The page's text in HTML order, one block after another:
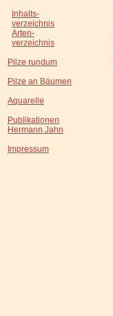
Inhalts-
verzeichnis
Arten-
verzeichnis
Pilze rundum
Pilze an Bäumen
Aquarelle
Publikationen
Hermann Jahn
Impressum